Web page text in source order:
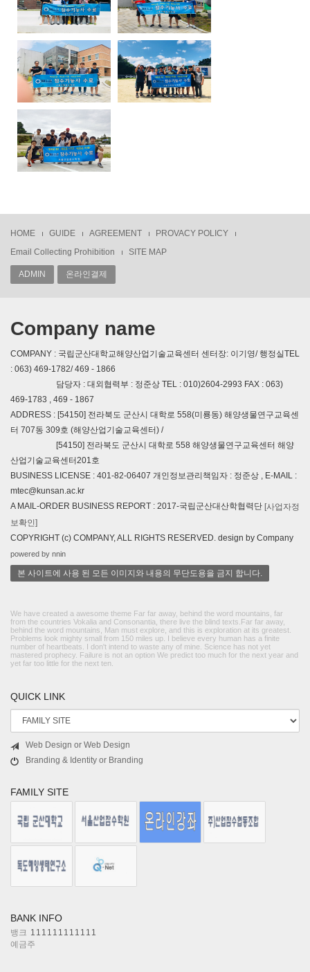
HOME GUIDE AGREEMENT
PROVACY POLICY
Email Collecting Prohibition
SITE MAP
ADMIN 온라인결제
Company name
COMPANY : 국립군산대학교해양산업기술교육센터 센터장: 이기영/ 행정실TEL
: 063) 469-1782/ 469 - 1866
담당자 : 대외협력부 : 정준상 TEL : 010)2604-2993 FAX : 063)
469-1783 , 469 - 1867
ADDRESS : [54150] 전라북도 군산시 대학로 558(미룡동) 해양생물연구교육센
터 707동 309호 (해양산업기술교육센터) /
[54150] 전라북도 군산시 대학로 558 해양생물연구교육센터 해양
산업기술교육센터201호
BUSINESS LICENSE : 401-82-06407 개인정보관리책임자 : 정준상 , E-MAIL :
mtec@kunsan.ac.kr
A MAIL-ORDER BUSINESS REPORT : 2017-국립군산대산학협력단 [사업자정
보확인]
COPYRIGHT (c) COMPANY, ALL RIGHTS RESERVED. design by Company
powered by nnin
본 사이트에 사용 된 모든 이미지와 내용의 무단도용을 금지 합니다.
We have created a awesome theme Far far away, behind the word mountains, far
from the countries Vokalia and Consonantia, there live the blind texts.Far far away,
behind the word mountains, Man must explore, and this is exploration at its greatest.
Problems look mighty small from 150 miles up. I believe every human has a finite
number of heartbeats. I don't intend to waste any of mine. Science has not yet
mastered prophecy. Failure is not an option We predict too much for the next year and
yet far too little for the next ten.
QUICK LINK
Web Design or Web Design
Branding & Identity or Branding
FAMILY SITE
BANK INFO
뱅크 111111111111
예금주